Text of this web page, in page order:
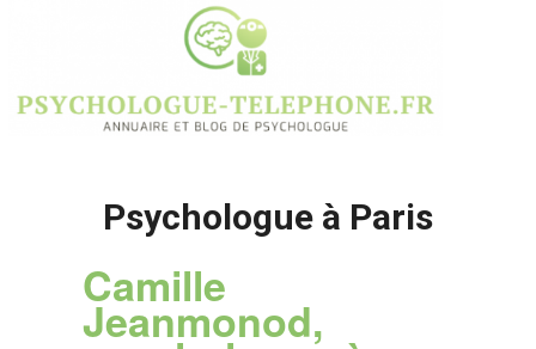
Psychologue à Paris
Camille
Jeanmonod,